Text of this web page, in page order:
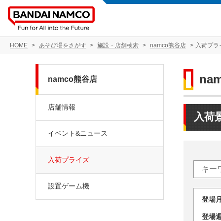
HOME あそび場をさがす 施設・店舗検索 namco熊谷店 入荷プラ
入荷
登
登
namco熊谷店
店舗情報
イベント&ニュース
入荷プライズ
設置ゲーム機